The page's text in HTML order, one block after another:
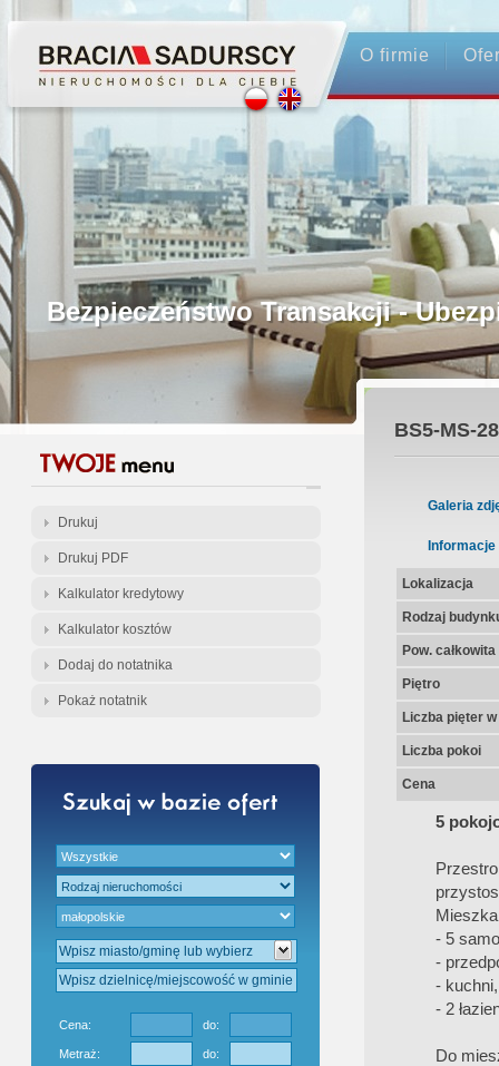
O firmie
Profesjonalne Pośrednictwo
Bezpieczeństwo Transakcji -
Licencjonowani Pośrednicy
Gwarancja Zwrotu Zadatku
Gratis - Przedwstępna Umowa
Drukuj
Drukuj PDF
Kalkulator kredytowy
Kalkulator kosztów
Dodaj do notatnika
Pokaż notatnik
Cena: do:
Metraż: do:
BS5-MS-
Galeria
Informacje
Lokalizacja
Rodzaj
Pow.
Piętro
Liczba pięter
Liczba pokoi
Cena
5
- 5
-
- kuchni,
- 2
Do